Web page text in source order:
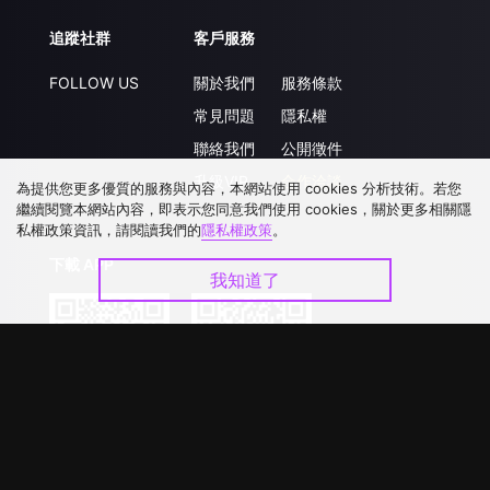
追蹤社群
FOLLOW US
客戶服務
關於我們
常見問題
聯絡我們
升級VIP
服務條款
隱私權
公開徵件
合作洽談
下載 APP
為提供您更多優質的服務與內容，本網站使用 cookies 分析技術。若您
繼續閱覽本網站內容，即表示您同意我們使用 cookies，關於更多相關隱
私權政策資訊，請閱讀我們的隱私權政策。
我知道了